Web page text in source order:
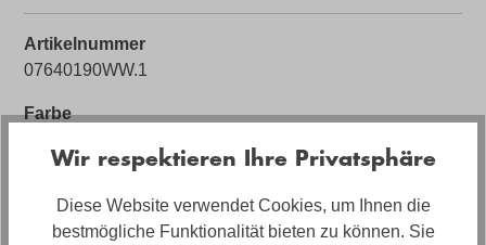
Artikelnummer
07640190WW.1
Farbe
Leder
Wir respektieren Ihre Privatsphäre
Diese Website verwendet Cookies, um Ihnen die
bestmögliche Funktionalität bieten zu können. Sie